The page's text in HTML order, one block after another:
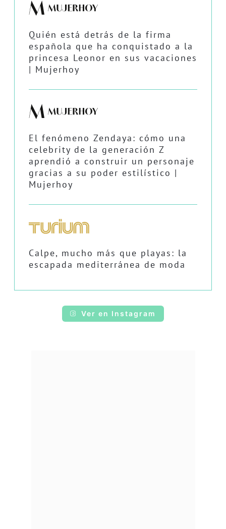
Quién está detrás de la firma
española que ha conquistado a la
princesa Leonor en sus vacaciones
| Mujerhoy
El fenómeno Zendaya: cómo una
celebrity de la generación Z
aprendió a construir un personaje
gracias a su poder estilístico |
Mujerhoy
Calpe, mucho más que playas: la
escapada mediterránea de moda
Ver en Instagram